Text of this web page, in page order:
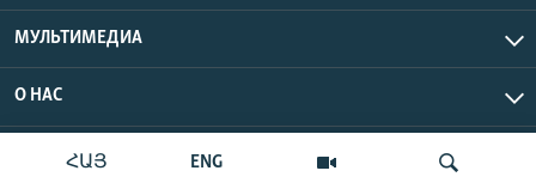
ՀԱՅ ENG
МУЛЬТИМЕДИА
О НАС
Радио Азатутюн © 2026 RFE/RL, Inc. Все права защищены.